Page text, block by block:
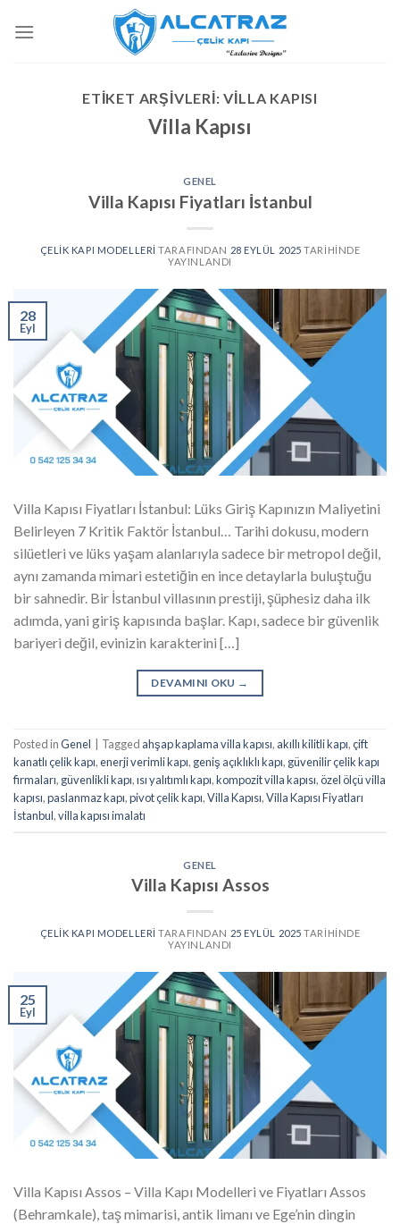
atla
ETIKET ARŞIVLERI:VILLA KAPISI
Villa Kapısı
GENEL
Villa Kapısı Fiyatları İstanbul
ÇELIK KAPI MODELLERI TARAFINDAN 28 EYLÜL 2025 TARIHINDE
YAYINLANDI
28
Eyl
Villa Kapısı Fiyatları İstanbul: Lüks Giriş Kapınızın Maliyetini
Belirleyen 7 Kritik Faktör İstanbul… Tarihi dokusu, modern
silüetleri ve lüks yaşam alanlarıyla sadece bir metropol değil,
aynı zamanda mimari estetiğin en ince detaylarla buluştuğu
bir sahnedir. Bir İstanbul villasının prestiji, şüphesiz daha ilk
adımda, yani giriş kapısında başlar. Kapı, sadece bir güvenlik
bariyeri değil, evinizin karakterini […]
DEVAMINI OKU →
Posted inGenel Tagged ahşap kaplama villa kapısı, akıllı kilitli kapı,çift
kanatlı çelik kapı,enerji verimli kapı, geniş açıklıklı kapı, güvenilir çelik kapı
firmaları, güvenlikli kapı,ısı yalıtımlı kapı,kompozit villa kapısı,özel ölçü villa
kapısı,paslanmaz kapı,pivot çelik kapı,Villa Kapısı,Villa Kapısı Fiyatları
İstanbul,villa kapısı imalatı
GENEL
Villa Kapısı Assos
ÇELIK KAPI MODELLERI TARAFINDAN 25 EYLÜL 2025 TARIHINDE
YAYINLANDI
25
Eyl
Villa Kapısı Assos – Villa Kapı Modelleri ve Fiyatları Assos
(Behramkale), taş mimarisi, antik limanı ve Ege’nin dingin